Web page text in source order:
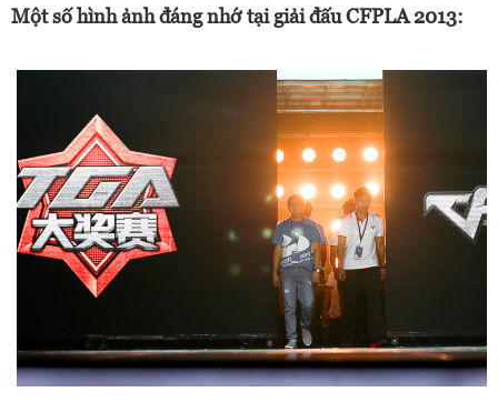
Một số hình ảnh đáng nhớ tại giải đấu CFPLA 2013: